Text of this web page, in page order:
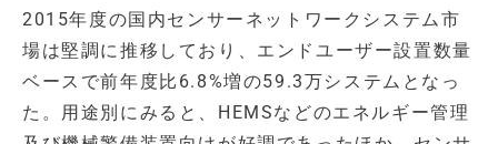
2015年度の国内センサーネットワークシステム市
場は堅調に推移しており、エンドユーザー設置数量
ベースで前年度比6.8%増の59.3万システムとなっ
た。用途別にみると、HEMSなどのエネルギー管理